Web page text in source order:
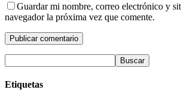
Guardar mi nombre, correo electrónico y
navegador la próxima vez que comente.
Etiquetas